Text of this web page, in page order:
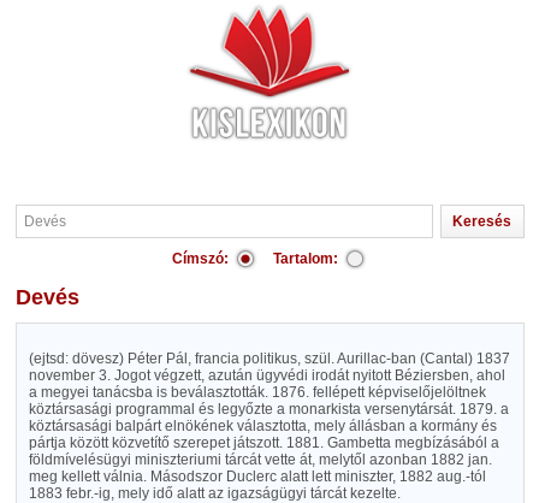
Címszó: Tartalom:
Devés
(ejtsd: dövesz) Péter Pál, francia politikus, szül. Aurillac-ban (Cantal) 1837
november 3. Jogot végzett, azután ügyvédi irodát nyitott Béziersben, ahol
a megyei tanácsba is beválasztották. 1876. fellépett képviselőjelöltnek
köztársasági programmal és legyőzte a monarkista versenytársát. 1879. a
köztársasági balpárt elnökének választotta, mely állásban a kormány és
pártja között közvetítő szerepet játszott. 1881. Gambetta megbízásából a
földmívelésügyi miniszteriumi tárcát vette át, melytől azonban 1882 jan.
meg kellett válnia. Másodszor Duclerc alatt lett miniszter, 1882 aug.-tól
1883 febr.-ig, mely idő alatt az igazságügyi tárcát kezelte.